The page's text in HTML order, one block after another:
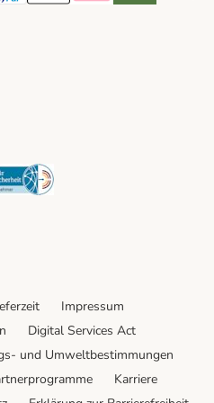
Security
Impressum
Digital Services Act
und Umweltbestimmungen
Karriere